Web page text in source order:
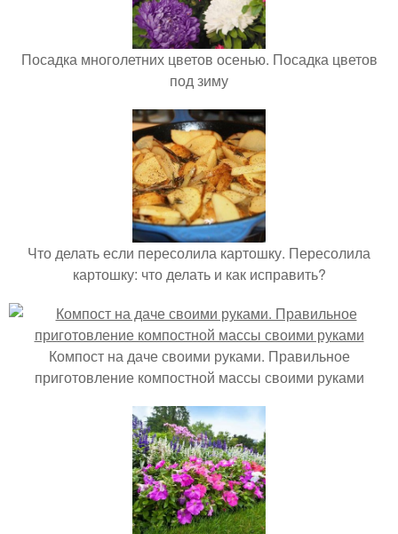
Посадка многолетних цветов осенью. Посадка цветов
под зиму
Что делать если пересолила картошку. Пересолила
картошку: что делать и как исправить?
Компост на даче своими руками. Правильное
приготовление компостной массы своими руками